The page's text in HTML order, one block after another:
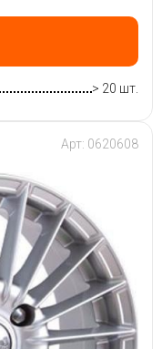
> 20 шт.
Арт: 0620608